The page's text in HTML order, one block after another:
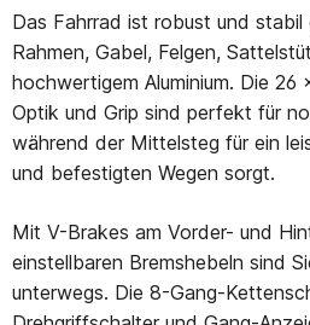
Das Fahrrad ist robust und stabil
Rahmen, Gabel, Felgen,
hochwertigem Aluminium. Die
Optik und Grip sind perfekt für
während der Mittelsteg für ein
und befestigten Wegen sorgt.
Mit V-Brakes am Vorder- und
einstellbaren Bremshebeln sind
unterwegs. Die 8-Gang-